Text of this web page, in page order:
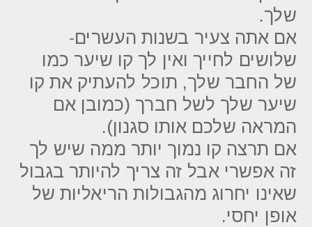
שלך.
אם אתה צעיר בשנות העשרים-
שלושים לחייך ואין לך קו שיער כמו
של החבר שלך, תוכל להעתיק את קו
שיער שלך לשל חברך (כמובן אם
המראה שלכם אותו סגנון).
אם תרצה קו נמוך יותר ממה שיש לך
זה אפשרי אבל זה צריך להיותר בגבול
שאינו יחרוג מהגבולות הריאליות של
אופן יחסי.